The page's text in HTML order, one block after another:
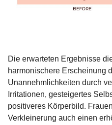
Die erwarteten Ergebnisse
harmonischere Erscheinung
Unannehmlichkeiten durch
Irritationen, gesteigertes
positiveres Körperbild.
Verkleinerung auch einen